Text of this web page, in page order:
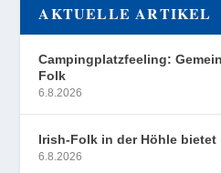
AKTUELLE ARTIKEL
Campingplatzfeeling:
Folk
6.8.2026
Irish-Folk in der Höhle
6.8.2026